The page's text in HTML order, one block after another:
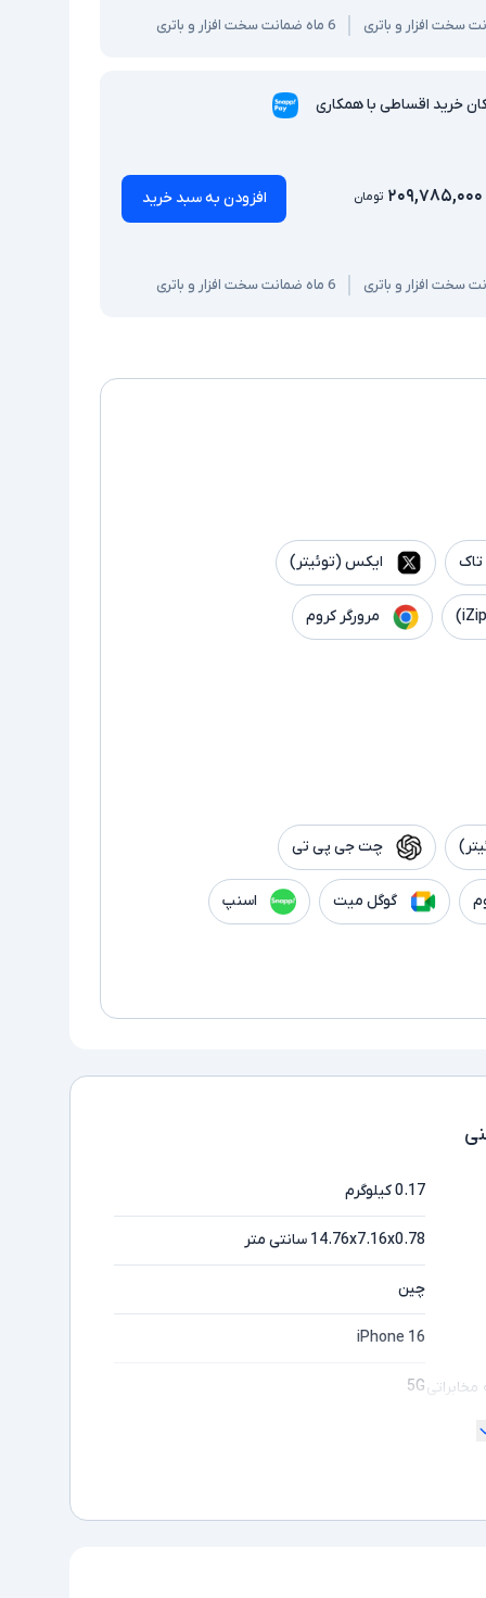
6 ماه ضمانت سخت افزار و باتری
خرید اقساطی با همکاری
۲۰۹,۷۸۵,۰۰۰ تومان افزودن به سبد خرید
6 ماه ضمانت سخت افزار و باتری
ایکس (توئیتر)
مرورگر کروم
چت جی پی تی
گوگل میت اسنپ
0.17 کیلوگرم
14.76x7.16x0.78 سانتی متر
چین
iPhone 16
5G